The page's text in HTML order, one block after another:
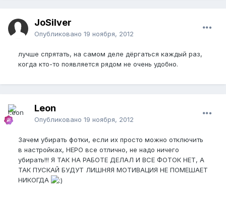
JoSilver
Опубликовано 19 ноября, 2012
лучше спрятать, на самом деле дёргаться каждый раз,
когда кто-то появляется рядом не очень удобно.
Leon
Опубликовано 19 ноября, 2012
Зачем убирать фотки, если их просто можно отключить
в настройках, HEPO все отлично, не надо ничего
убирать!!! Я ТАК НА РАБОТЕ ДЕЛАЛ И ВСЕ ФОТОК НЕТ, А
ТАК ПУСКАЙ БУДУТ ЛИШНЯЯ МОТИВАЦИЯ НЕ ПОМЕШАЕТ
НИКОГДА